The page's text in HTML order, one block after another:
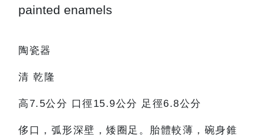
painted enamels
陶瓷器
清 乾隆
高7.5公分 口徑15.9公分 足徑6.8公分
侈口，弧形深壁，矮圈足。胎體較薄，碗身錐